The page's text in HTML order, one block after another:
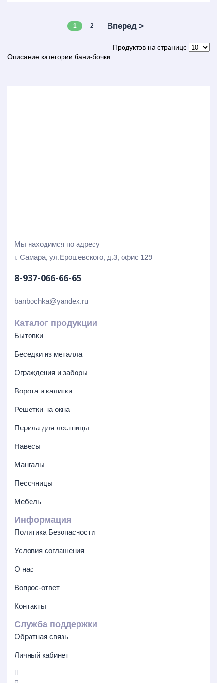
1 2 Вперед >
Продуктов на странице
Описание категории бани-бочки
Мы находимся по адресу
г. Самара, ул.Ерошевского, д.3, офис 129
8-937-066-66-65
banbochka@yandex.ru
Каталог продукции
Бытовки
Беседки из металла
Ограждения и заборы
Ворота и калитки
Решетки на окна
Перила для лестницы
Навесы
Мангалы
Песочницы
Мебель
Информация
Политика Безопасности
Условия соглашения
О нас
Вопрос-ответ
Контакты
Служба поддержки
Обратная связь
Личный кабинет